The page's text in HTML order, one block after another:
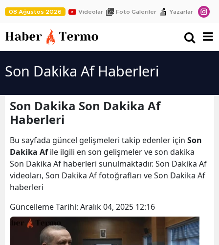
08 Ağustos 2026 Videolar Foto Galeriler Yazarlar
Son Dakika Af Haberleri
Son Dakika Son Dakika Af
Haberleri
Bu sayfada güncel gelişmeleri takip edenler için Son
Dakika Afile ilgili en son gelişmeler ve son dakika
Son Dakika Af haberleri sunulmaktadır. Son Dakika Af
videoları, Son Dakika Af fotoğrafları ve Son Dakika Af
haberleri
Güncelleme Tarihi: Aralık 04, 2025 12:16